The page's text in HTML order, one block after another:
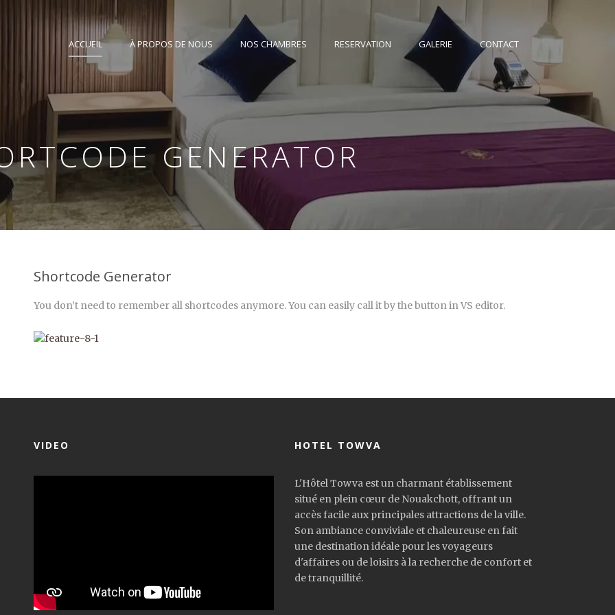
ACCUEIL À PROPOS DE NOUS NOS CHAMBRES RESERVATION GALERIE CONTACT
GENERATOR
Shortcode Generator
You don’t need to remember all shortcodes anymore. You can easily call it by the button in VS editor.
VIDEO HOTEL TOWVA
L'Hôtel Towva est un charmant établissement
situé en plein cœur de Nouakchott, offrant un
accès facile aux principales attractions de la ville.
Son ambiance conviviale et chaleureuse en fait
une destination idéale pour les voyageurs
d'affaires ou de loisirs à la recherche de confort et
de tranquillité.